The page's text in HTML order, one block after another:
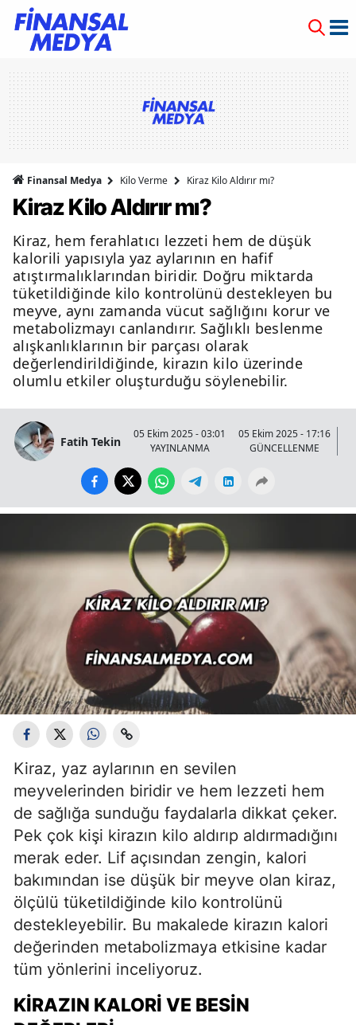
Finansal Medya Kilo Verme Kiraz Kilo Aldırır mı?
Kiraz Kilo Aldırır mı?
Kiraz, hem ferahlatıcı lezzeti hem de düşük
kalorili yapısıyla yaz aylarının en hafif
atıştırmalıklarından biridir. Doğru miktarda
tüketildiğinde kilo kontrolünü destekleyen bu
meyve, aynı zamanda vücut sağlığını korur ve
metabolizmayı canlandırır. Sağlıklı beslenme
alışkanlıklarının bir parçası olarak
değerlendirildiğinde, kirazın kilo üzerinde
olumlu etkiler oluşturduğu söylenebilir.
Fatih Tekin
05 Ekim 2025 - 03:01
YAYINLANMA
05 Ekim 2025 - 17:16
GÜNCELLENME
Kiraz, yaz aylarının en sevilen
meyvelerinden biridir ve hem lezzeti hem
de sağlığa sunduğu faydalarla dikkat çeker.
Pek çok kişi kirazın kilo aldırıp aldırmadığını
merak eder. Lif açısından zengin, kalori
bakımından ise düşük bir meyve olan kiraz,
ölçülü tüketildiğinde kilo kontrolünü
destekleyebilir. Bu makalede kirazın kalori
değerinden metabolizmaya etkisine kadar
tüm yönlerini inceliyoruz.
KIRAZIN KALORI VE BESIN